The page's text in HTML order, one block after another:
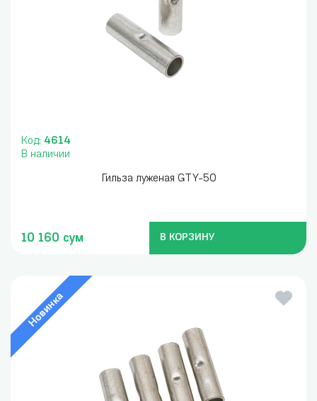
Код: 4614
В наличии
Гильза луженая GTY-50
10 160 сум В КОРЗИНУ
Новинка